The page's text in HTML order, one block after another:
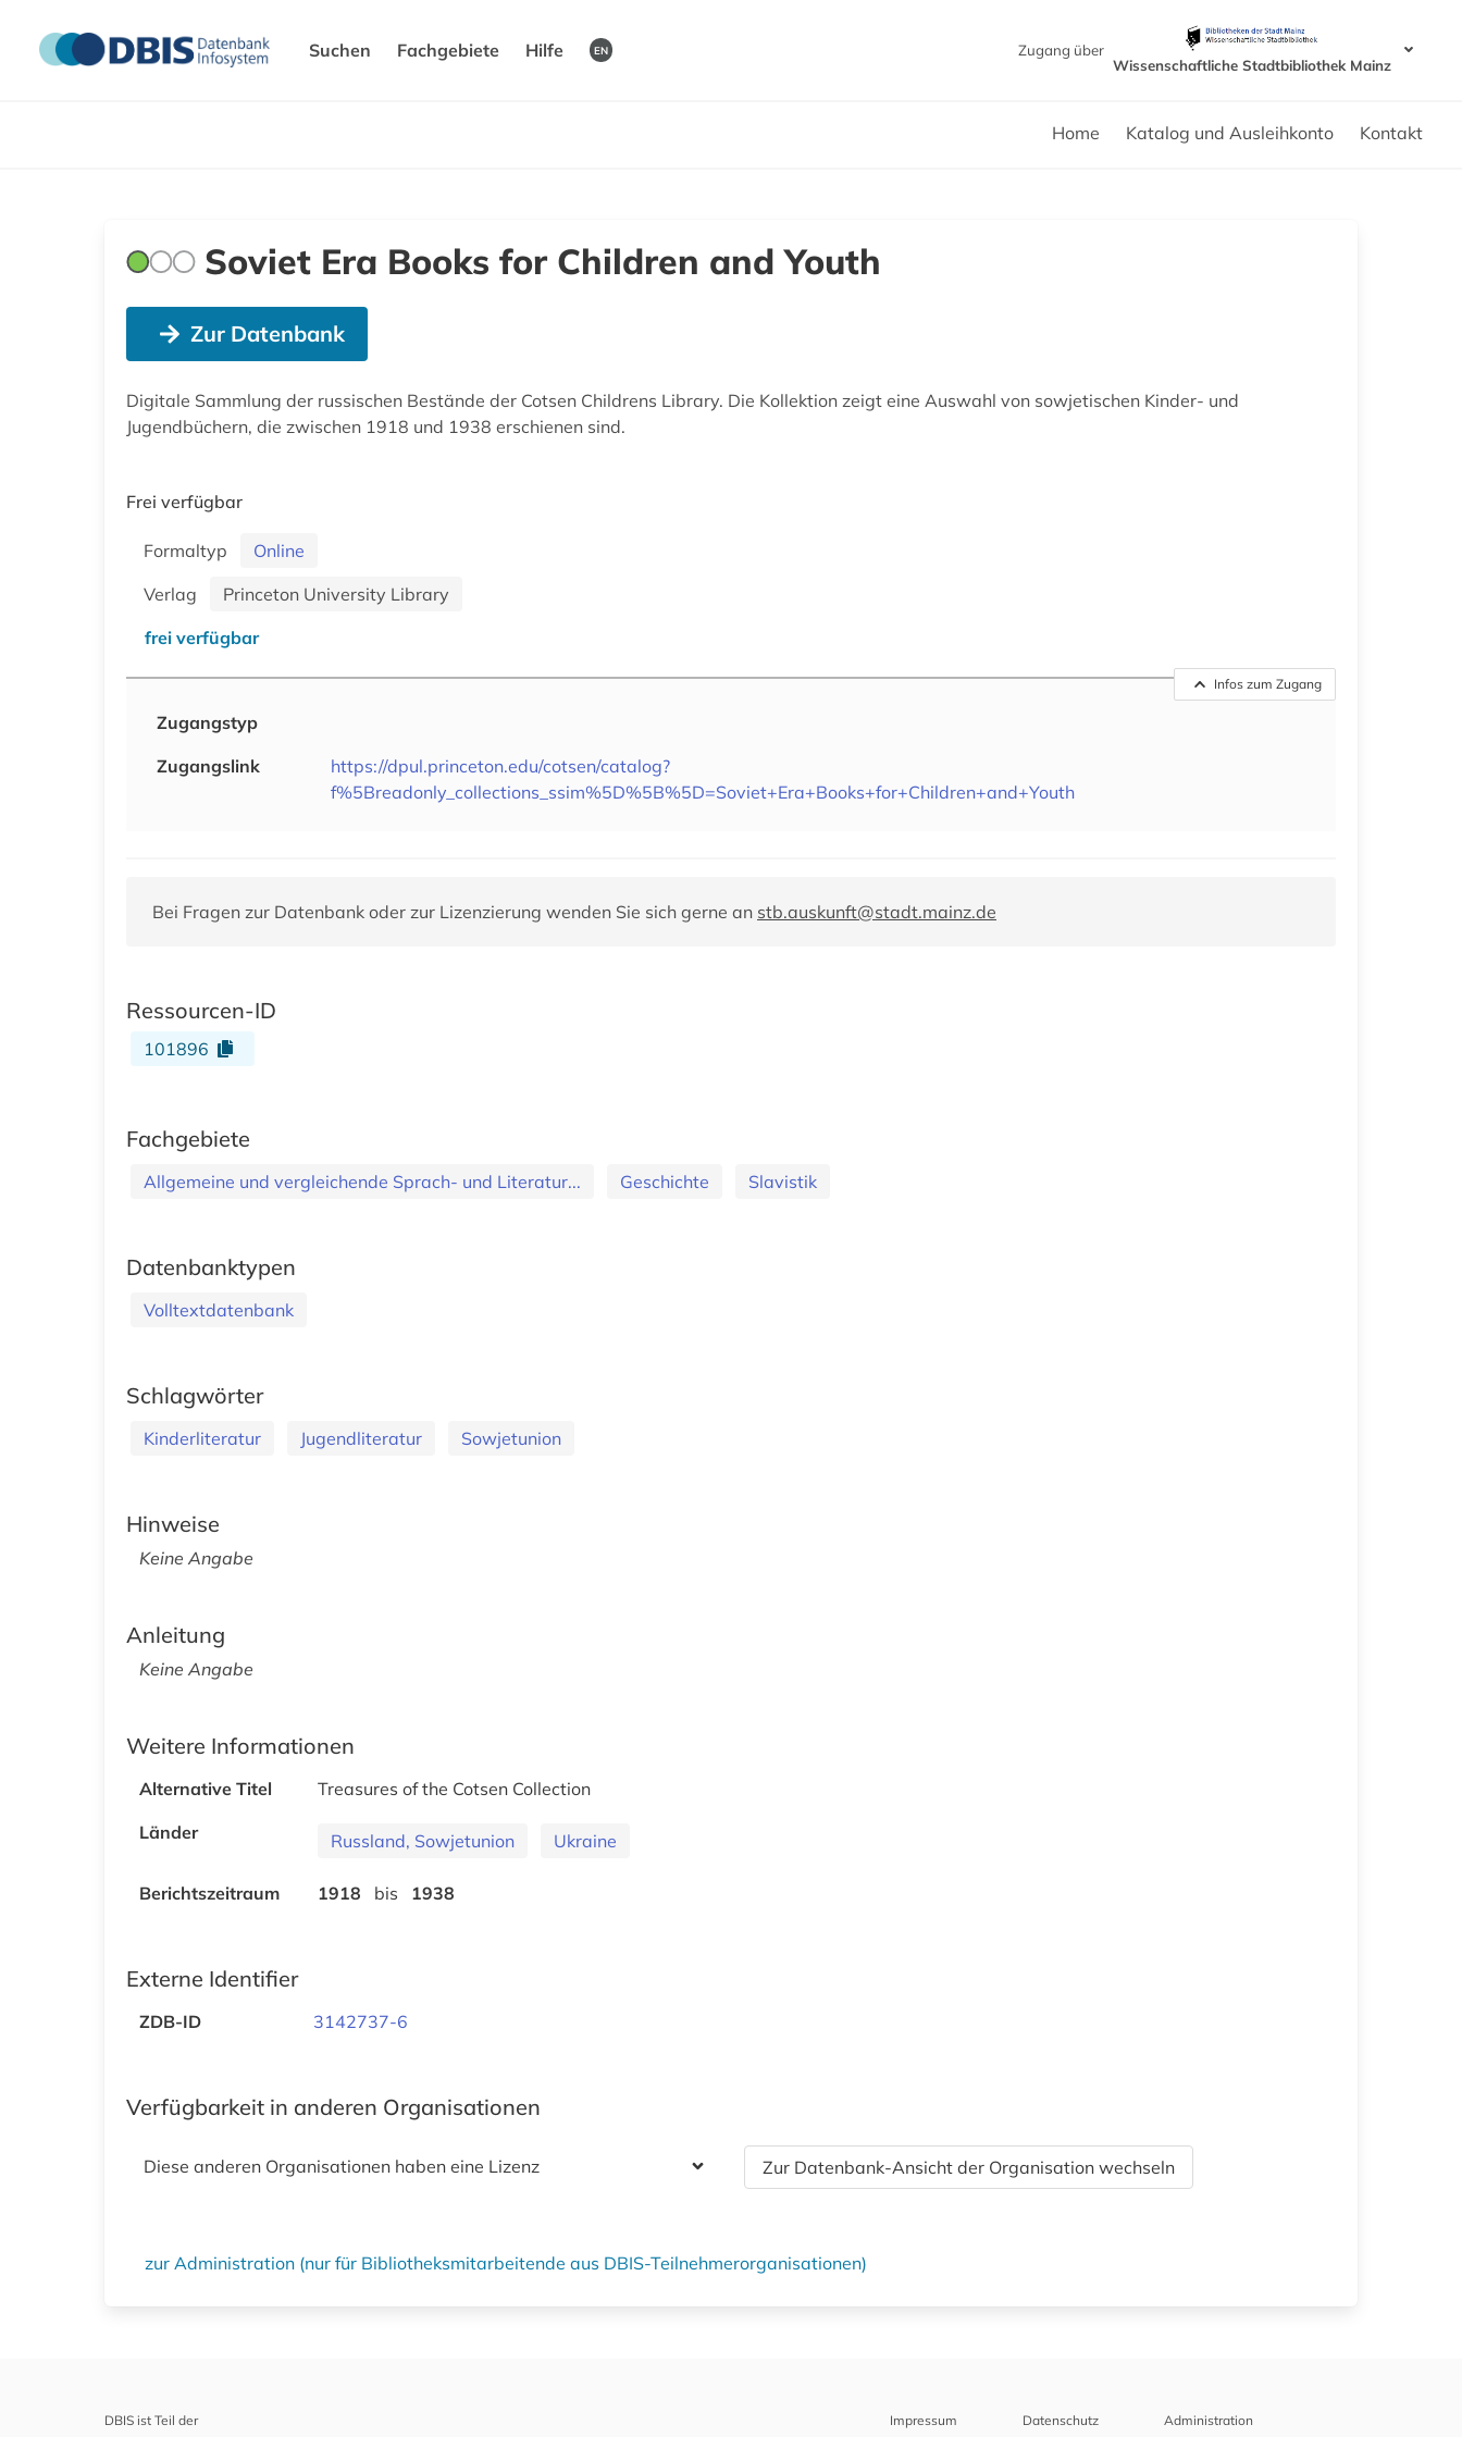
Suchen Fachgebiete Hilfe EN
Zugang über
Wissenschaftliche Stadtbibliothek Mainz
Home Katalog und Ausleihkonto Kontakt
Soviet Era Books for Children and Youth
Zur Datenbank
Digitale Sammlung der russischen Bestände der Cotsen Childrens Library. Die Kollektion zeigt eine Auswahl von sowjetischen Kinder- und
Jugendbüchern, die zwischen 1918 und 1938 erschienen sind.
Frei verfügbar
Formaltyp
Online
Verlag
Princeton University Library
frei verfügbar
Infos zum Zugang
Zugangstyp
Zugangslink
https://dpul.princeton.edu/cotsen/catalog?
f%5Breadonly_collections_ssim%5D%5B%5D=Soviet+Era+Books+for+Children+and+Youth
Bei Fragen zur Datenbank oder zur Lizenzierung wenden Sie sich gerne an stb.auskunft@stadt.mainz.de
Ressourcen-ID
101896
Fachgebiete
Allgemeine und vergleichende Sprach- und Literatur... Geschichte Slavistik
Datenbanktypen
Volltextdatenbank
Schlagwörter
Kinderliteratur Jugendliteratur Sowjetunion
Hinweise
Keine Angabe
Anleitung
Keine Angabe
Weitere Informationen
Alternative Titel
Treasures of the Cotsen Collection
Länder
Russland, Sowjetunion Ukraine
Berichtszeitraum 1918 bis 1938
Externe Identifier
ZDB-ID 3142737-6
Verfügbarkeit in anderen Organisationen
Diese anderen Organisationen haben eine Lizenz Zur Datenbank-Ansicht der Organisation wechseln
zur Administration (nur für Bibliotheksmitarbeitende aus DBIS-Teilnehmerorganisationen)
DBIS ist Teil der Impressum Datenschutz Administration